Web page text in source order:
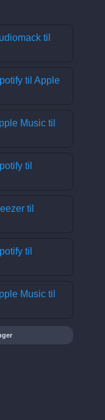
til
til Apple
Music til
til
til
til
Music til